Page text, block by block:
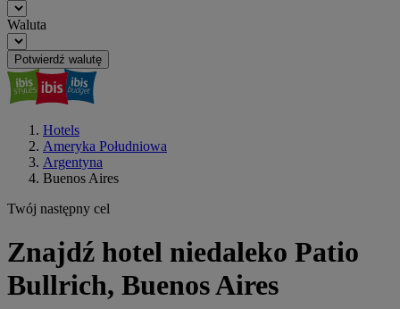
Waluta
Potwierdź walutę
Hotels
Ameryka Południowa
Argentyna
Buenos Aires
Twój następny cel
Znajdź hotel niedaleko Patio
Bullrich, Buenos Aires